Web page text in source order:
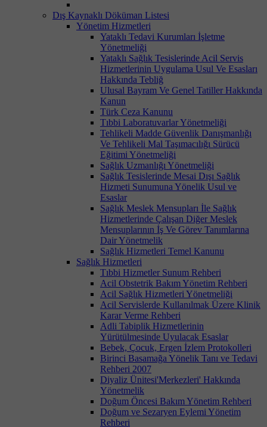
Dış Kaynaklı Döküman Listesi
Yönetim Hizmetleri
Yataklı Tedavi Kurumları İşletme
Yönetmeliği
Yataklı Sağlık Tesislerinde Acil Servis
Hizmetlerinin Uygulama Usul Ve Esasları
Hakkında Tebliğ
Ulusal Bayram Ve Genel Tatiller Hakkında
Kanun
Türk Ceza Kanunu
Tıbbi Laboratuvarlar Yönetmeliği
Tehlikeli Madde Güvenlik Danışmanlığı
Ve Tehlikeli Mal Taşımacılığı Sürücü
Eğitimi Yönetmeliği
Sağlık Uzmanlığı Yönetmeliği
Sağlık Tesislerinde Mesai Dışı Sağlık
Hizmeti Sunumuna Yönelik Usul ve
Esaslar
Sağlık Meslek Mensupları İle Sağlık
Hizmetlerinde Çalışan Diğer Meslek
Mensuplarının İş Ve Görev Tanımlarına
Dair Yönetmelik
Sağlık Hizmetleri Temel Kanunu
Sağlık Hizmetleri
Tıbbi Hizmetler Sunum Rehberi
Acil Obstetrik Bakım Yönetim Rehberi
Acil Sağlık Hizmetleri Yönetmeliği
Acil Servislerde Kullanılmak Üzere Klinik
Karar Verme Rehberi
Adli Tabiplik Hizmetlerinin
Yürütülmesinde Uyulacak Esaslar
Bebek, Çocuk, Ergen İzlem Protokolleri
Birinci Basamağa Yönelik Tanı ve Tedavi
Rehberi 2007
Diyaliz Ünitesi'Merkezleri' Hakkında
Yönetmelik
Doğum Öncesi Bakım Yönetim Rehberi
Doğum ve Sezaryen Eylemi Yönetim
Rehberi